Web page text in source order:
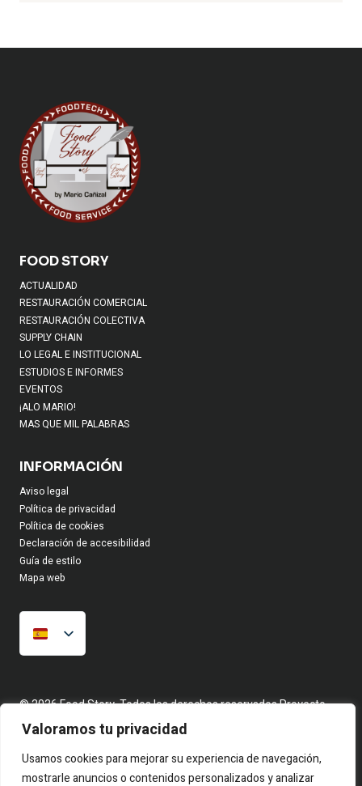
Valoramos tu privacidad
Usamos cookies para mejorar su experiencia de navegación,
mostrarle anuncios o contenidos personalizados y analizar
FOOD STORY
ACTUALIDAD
RESTAURACIÓN COMERCIAL
RESTAURACIÓN COLECTIVA
SUPPLY CHAIN
LO LEGAL E INSTITUCIONAL
ESTUDIOS E INFORMES
EVENTOS
¡ALO MARIO!
MAS QUE MIL PALABRAS
INFORMACIÓN
Aviso legal
Política de privacidad
Política de cookies
Declaración de accesibilidad
Guía de estilo
Mapa web
© 2026 Food Story, Todos los derechos reservados.Proyecto
editorial independiente. Las firmas corresponden a identidades
creativas bajo seudónimo. Contenidos elaborados a partir de
hechos reales y fuentes públicas.